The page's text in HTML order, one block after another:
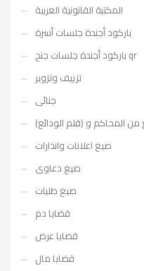
المكتبة القانونية العربية
باركود أجندة جلسات أسرة
باركود أجندة جلسات جنح qr
تزييف وتزوير
جنائى
من المحاكم و (قلم الودائع)
صيغ اعلانات وانذارات
صيغ دعاوى
صيغ طلبات
قضايا دم
قضايا عرض
قضايا مال